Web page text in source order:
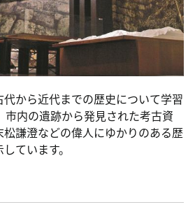
から近代までの歴史について学習
市内の遺跡から発見された考古資
謙澄などの偉人にゆかりのある歴
ています。